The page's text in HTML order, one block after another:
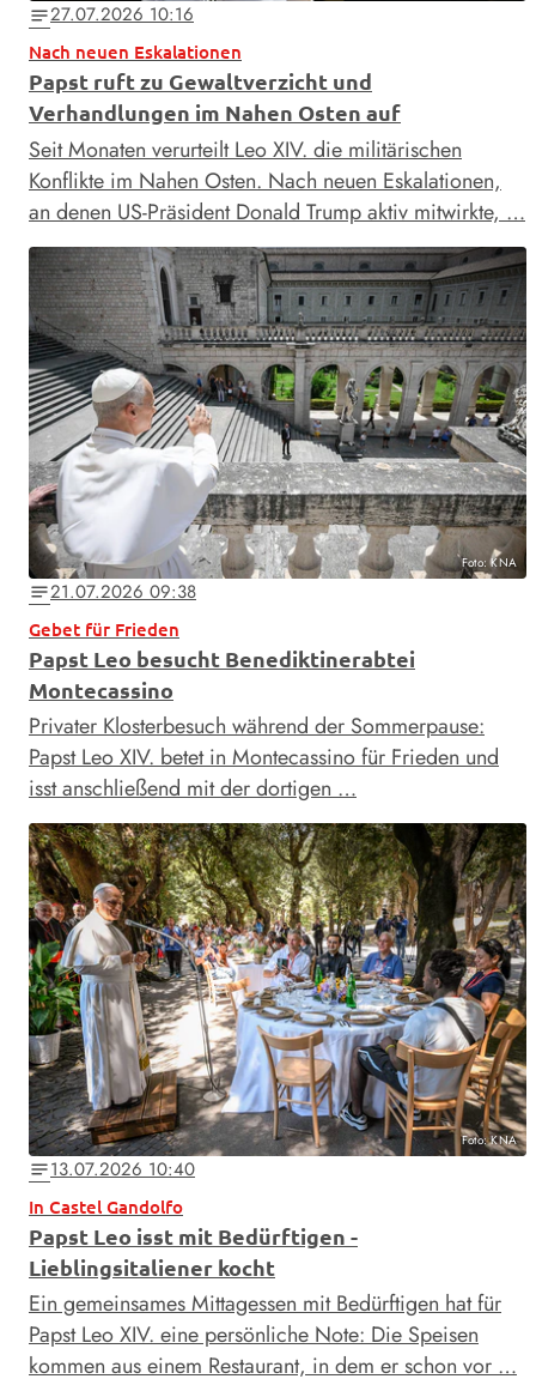
notes27.07.2026 10:16
Nach neuen Eskalationen
Papst ruft zu Gewaltverzicht und
Verhandlungen im Nahen Osten auf
Seit Monaten verurteilt Leo XIV. die militärischen
Konflikte im Nahen Osten. Nach neuen Eskalationen,
an denen US-Präsident Donald Trump aktiv mitwirkte, …
Foto: KNA
notes21.07.2026 09:38
Gebet für Frieden
Papst Leo besucht Benediktinerabtei
Montecassino
Privater Klosterbesuch während der Sommerpause:
Papst Leo XIV. betet in Montecassino für Frieden und
isst anschließend mit der dortigen …
Foto: KNA
notes13.07.2026 10:40
In Castel Gandolfo
Papst Leo isst mit Bedürftigen -
Lieblingsitaliener kocht
Ein gemeinsames Mittagessen mit Bedürftigen hat für
Papst Leo XIV. eine persönliche Note: Die Speisen
kommen aus einem Restaurant, in dem er schon vor …